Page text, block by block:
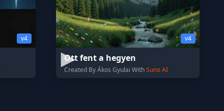
v4 v4
Ott fent a hegyen
Created By Ákos Gyulai WithSuno AI